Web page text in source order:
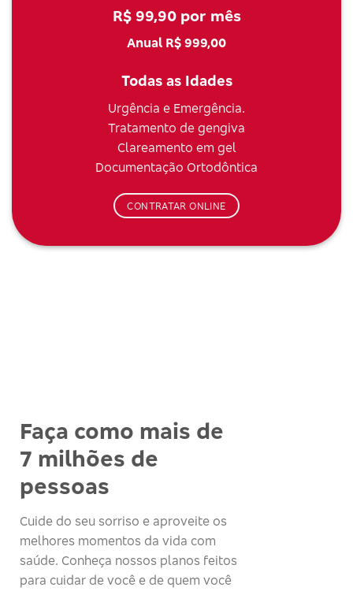
R$ 99,90 por mês
Anual R$ 999,00
Todas as Idades
Urgência e Emergência.
Tratamento de gengiva
Clareamento em gel
Documentação Ortodôntica
CONTRATAR ONLINE
Faça como mais de
7 milhões de
pessoas
Cuide do seu sorriso e aproveite os
melhores momentos da vida com
saúde. Conheça nossos planos feitos
para cuidar de você e de quem você